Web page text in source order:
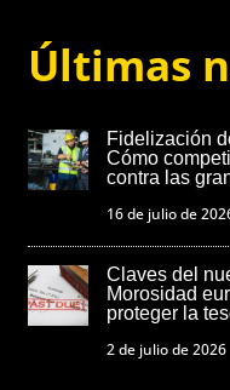
Últimas
Fidelización
Cómo
contra las
16 de julio de
Claves del
Morosidad
proteger la
2 de julio de 2026